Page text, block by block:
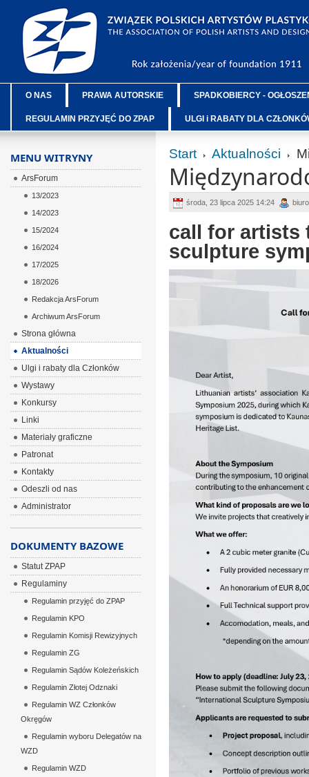
O NAS PRAWA AUTORSKIE SPADKOBIERCY -
REGULAMIN PRZYJĘĆ DO ZPAP ULGI i RABATY DLA
Start Aktualności
środa, 23 lipca 2025 14:24 biuro
call for artists
sculpture
MENU WITRYNY
ArsForum
13/2023
14/2023
15/2024
16/2024
17/2025
18/2026
Redakcja ArsForum
Archiwum ArsForum
Strona główna
Aktualności
Ulgi i rabaty dla Członków
Wystawy
Konkursy
Linki
Materiały graficzne
Patronat
Kontakty
Odeszli od nas
Administrator
DOKUMENTY BAZOWE
Statut ZPAP
Regulaminy
Regulamin przyjęć do ZPAP
Regulamin KPO
Regulamin Komisji Rewizyjnych
Regulamin ZG
Regulamin Sądów Koleżeńskich
Regulamin Złotej Odznaki
Regulamin WZ Członków
Okręgów
Regulamin wyboru Delegatów na
WZD
Regulamin WZD